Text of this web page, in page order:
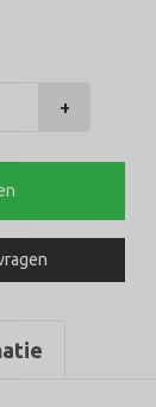
+